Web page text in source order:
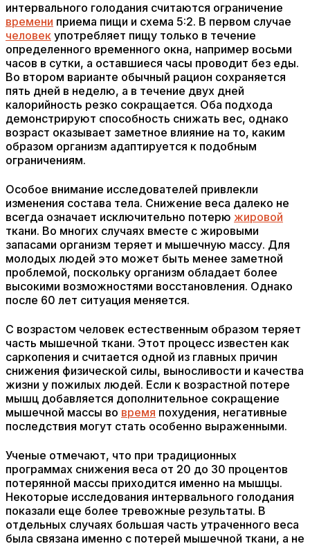
интервального голодания считаются ограничение
времени приема пищи и схема 5:2. В первом случае
человек употребляет пищу только в течение
определенного временного окна, например восьми
часов в сутки, а оставшиеся часы проводит без еды.
Во втором варианте обычный рацион сохраняется
пять дней в неделю, а в течение двух дней
калорийность резко сокращается. Оба подхода
демонстрируют способность снижать вес, однако
возраст оказывает заметное влияние на то, каким
образом организм адаптируется к подобным
ограничениям.
Особое внимание исследователей привлекли
изменения состава тела. Снижение веса далеко не
всегда означает исключительно потерю жировой
ткани. Во многих случаях вместе с жировыми
запасами организм теряет и мышечную массу. Для
молодых людей это может быть менее заметной
проблемой, поскольку организм обладает более
высокими возможностями восстановления. Однако
после 60 лет ситуация меняется.
С возрастом человек естественным образом теряет
часть мышечной ткани. Этот процесс известен как
саркопения и считается одной из главных причин
снижения физической силы, выносливости и качества
жизни у пожилых людей. Если к возрастной потере
мышц добавляется дополнительное сокращение
мышечной массы во время похудения, негативные
последствия могут стать особенно выраженными.
Ученые отмечают, что при традиционных
программах снижения веса от 20 до 30 процентов
потерянной массы приходится именно на мышцы.
Некоторые исследования интервального голодания
показали еще более тревожные результаты. В
отдельных случаях большая часть утраченного веса
была связана именно с потерей мышечной ткани, а не